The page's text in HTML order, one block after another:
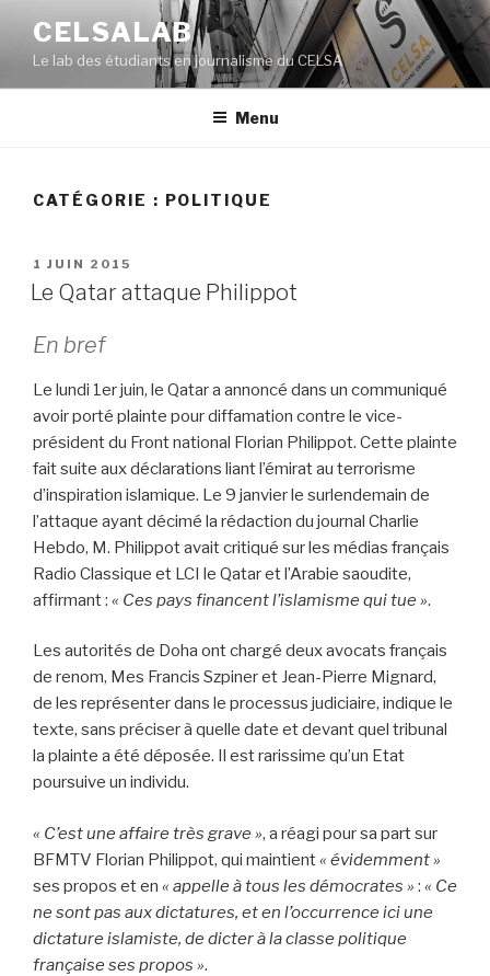
contenu
principal
CELSALAB
Le lab des étudiants en journalisme du CELSA
Menu
CATÉGORIE : POLITIQUE
PUBLIÉ
LE
1 JUIN 2015
Le Qatar attaque Philippot
En bref
Le lundi 1er juin, le Qatar a annoncé dans un communiqué
avoir porté plainte pour diffamation contre le vice-
président du Front national Florian Philippot. Cette plainte
fait suite aux déclarations liant l’émirat au terrorisme
d’inspiration islamique. Le 9 janvier le surlendemain de
l’attaque ayant décimé la rédaction du journal Charlie
Hebdo, M. Philippot avait critiqué sur les médias français
Radio Classique et LCI le Qatar et l’Arabie saoudite,
affirmant : « Ces pays financent l’islamisme qui tue ».
Les autorités de Doha ont chargé deux avocats français
de renom, Mes Francis Szpiner et Jean-Pierre Mignard,
de les représenter dans le processus judiciaire, indique le
texte, sans préciser à quelle date et devant quel tribunal
la plainte a été déposée. Il est rarissime qu’un Etat
poursuive un individu.
« C’est une affaire très grave », a réagi pour sa part sur
BFMTV Florian Philippot, qui maintient« évidemment »
ses propos et en « appelle à tous les démocrates » : « Ce
ne sont pas aux dictatures, et en l’occurrence ici une
dictature islamiste, de dicter à la classe politique
française ses propos ».